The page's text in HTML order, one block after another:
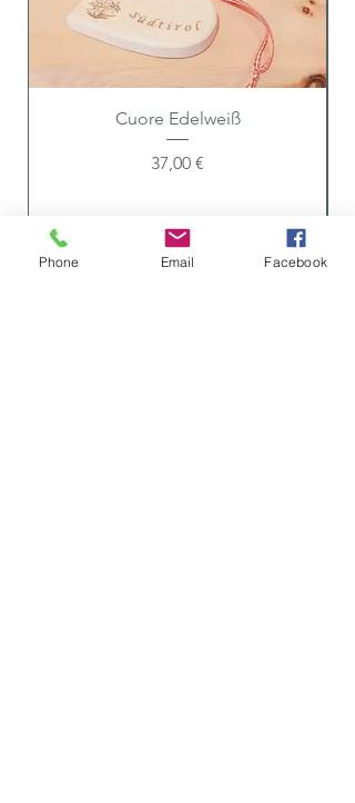
Cuore Edelweiß
Preis
37,00 €
Phone Email Facebook